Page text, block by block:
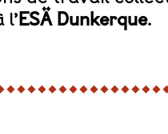
ESÄ Dunkerque.